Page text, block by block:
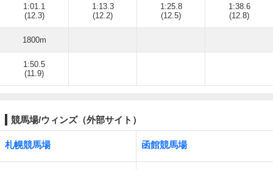
1:01.1
(12.3)
1:13.3
(12.2)
1:25.8
(12.5)
1:38.6
(12.8)
1800m
1:50.5
(11.9)
競馬場/ウィンズ（外部サイト）
札幌競馬場 函館競馬場